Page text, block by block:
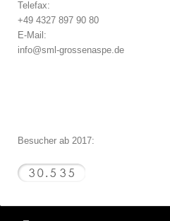
Telefax:
+49 4327 897 90 80
E-Mail:
info@sml-grossenaspe.de
Besucher ab 2017: